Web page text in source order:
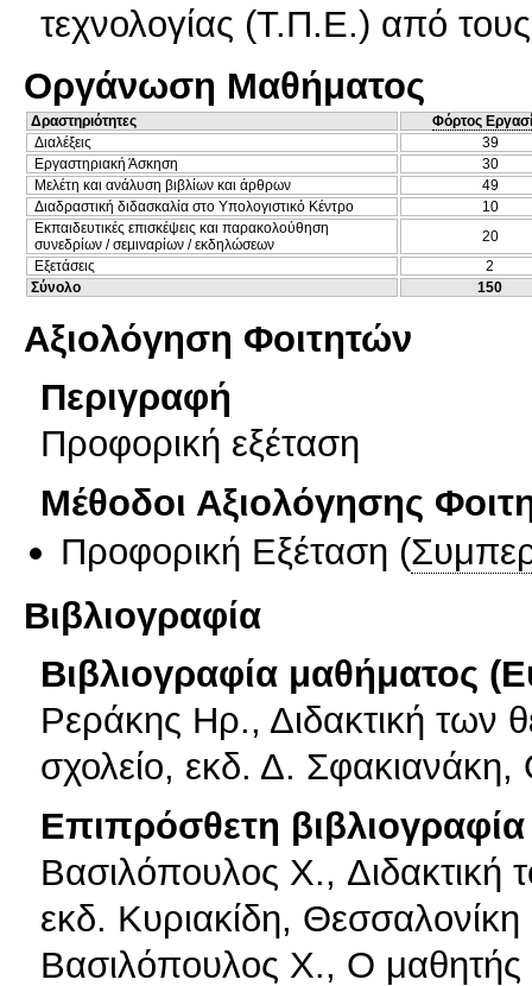
τεχνολογίας (Τ.Π.Ε.) από τους
Οργάνωση Μαθήματος
Δραστηριότητες
Φόρτος
Διαλέξεις
39
Εργαστηριακή Άσκηση
30
Μελέτη και ανάλυση βιβλίων και άρθρων
49
Διαδραστική διδασκαλία στο Υπολογιστικό Κέντρο
10
Εκπαιδευτικές επισκέψεις και παρακολούθηση
συνεδρίων / σεμιναρίων / εκδηλώσεων
20
Εξετάσεις
2
Σύνολο
150
Αξιολόγηση Φοιτητών
Περιγραφή
Προφορική εξέταση
Μέθοδοι Αξιολόγησης
Προφορική Εξέταση (
Βιβλιογραφία
Βιβλιογραφία μαθήματος
Ρεράκης Ηρ., Διδακτική των
σχολείο, εκδ. Δ.
Επιπρόσθετη βιβλιογραφία
Βασιλόπουλος X., Διδακτική
εκδ. Κυριακίδη,
Βασιλόπουλος X., Ο μαθητής